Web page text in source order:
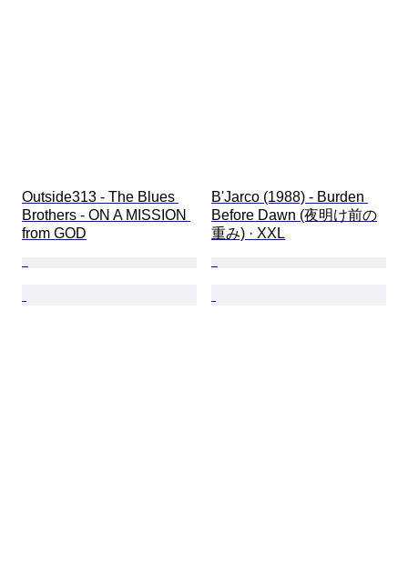
Outside313 - The Blues
Brothers - ON A MISSION
from GOD
B'Jarco (1988) - Burden
Before Dawn (夜明け前の
重み) · XXL